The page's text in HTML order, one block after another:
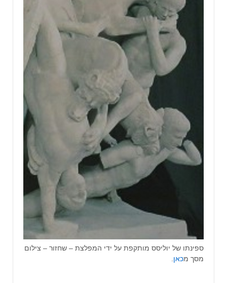
ספינתו של יוליסס מותקפת על ידי המפלצת – שחזור – צילום
מסך מכאן.